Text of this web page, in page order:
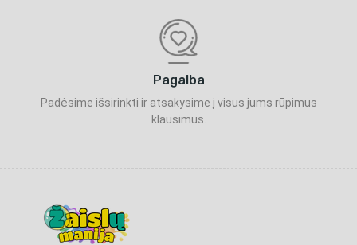
Pagalba
Padėsime išsirinkti ir atsakysime į visus jums rūpimus
klausimus.